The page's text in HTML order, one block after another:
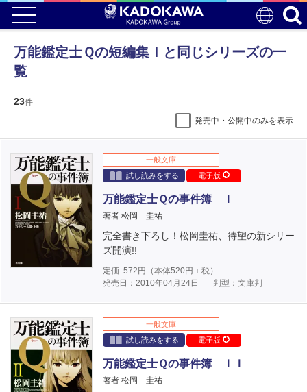
万能鑑定士Ｑの短編集Ｉと同じシリーズの一
覧
23件
発売中・公開中のみを表示
一般文庫
試し読みをする
電子版
万能鑑定士Ｑの事件簿 Ｉ
著者 松岡 圭祐
完全書き下ろし！松岡圭祐、待望の新シリー
ズ開演!!
定価 572 円（本体520円＋税）
発売日：2010年04月24日
判型：文庫判
一般文庫
試し読みをする
電子版
万能鑑定士Ｑの事件簿 ＩＩ
著者 松岡 圭祐